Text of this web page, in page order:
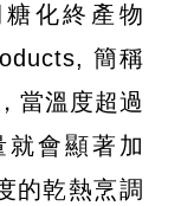
化終產物
簡稱
當溫度超過
會顯著加
的乾熱烹調